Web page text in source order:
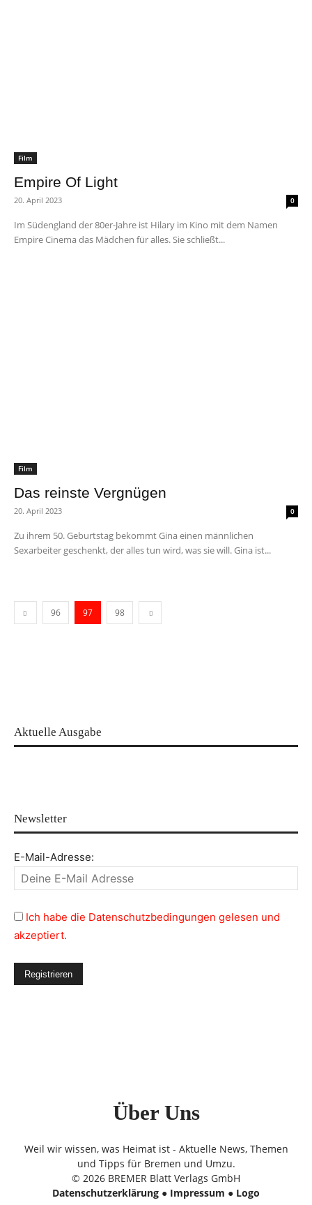
Film
Empire Of Light
20. April 2023 0
Im Südengland der 80er-Jahre ist Hilary im Kino mit dem Namen
Empire Cinema das Mädchen für alles. Sie schließt...
Film
Das reinste Vergnügen
20. April 2023 0
Zu ihrem 50. Geburtstag bekommt Gina einen männlichen
Sexarbeiter geschenkt, der alles tun wird, was sie will. Gina ist...
96 97 98
Aktuelle Ausgabe
Newsletter
E-Mail-Adresse:
Ich habe die Datenschutzbedingungen gelesen und
akzeptiert.
Über Uns
Weil wir wissen, was Heimat ist - Aktuelle News, Themen
und Tipps für Bremen und Umzu.
© 2026 BREMER Blatt Verlags GmbH
Datenschutzerklärung ● Impressum ● Logo